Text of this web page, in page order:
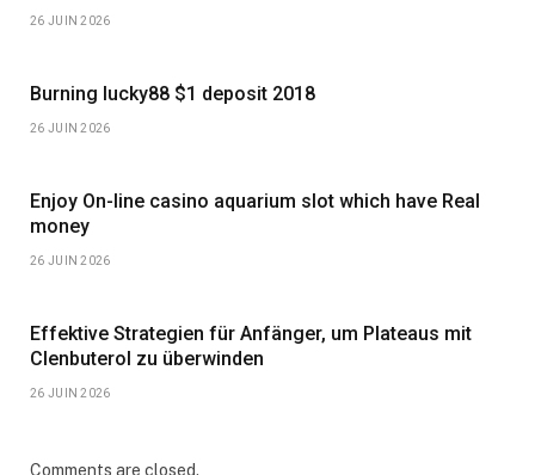
26 JUIN 2026
Burning lucky88 $1 deposit 2018
26 JUIN 2026
Enjoy On-line casino aquarium slot which have Real
money
26 JUIN 2026
Effektive Strategien für Anfänger, um Plateaus mit
Clenbuterol zu überwinden
26 JUIN 2026
Comments are closed.